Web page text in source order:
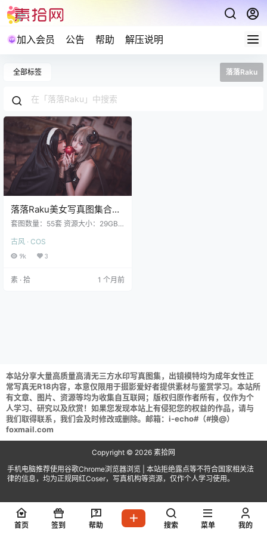
加入会员 公告 帮助 解压说明
全部标签 落落Raku
落落Raku美女写真图集合集
打包下载55套 29GB
套图数量：55套 资源大小：29GB
3P 522M] 落落Raku NO.054 莉莉
丝 [50P 871MB] 落落Raku NO.053
tty [54P 471M] 落落Raku NO.051
古风 · COS
9k 3
素 · 拾 1 个月前
本站分享大量高质量高清无三方水印写真图集，出镜模特均为成年女性正
常写真无R18内容，本意仅限用于摄影爱好者提供素材与鉴赏学习。本站所
有文章、图片、资源等均为收集自互联网；版权归原作者所有，仅作为个
人学习、研究以及欣赏！如果您发现本站上有侵犯您的权益的作品，请与
我们取得联系，我们会及时修改或删除。邮箱：i-echo#（#换@）
foxmail.com
Copyright © 2026 素拾网
手机电脑推荐使用谷歌Chrome浏览器浏览 | 本站拒绝露点等不符合国家相关法
律的信息，均为正规网红Coser，写真机构等资源，仅作个人学习使用。
首页 签到 帮助 搜索 菜单 我的